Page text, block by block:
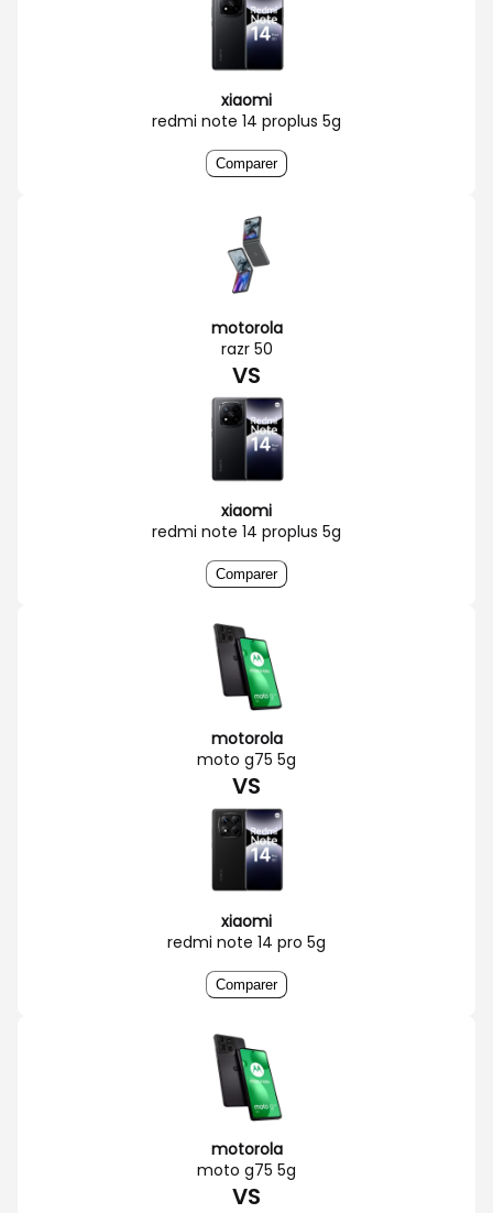
xiaomi
redmi note 14 proplus 5g
Comparer
motorola
razr 50
VS
xiaomi
redmi note 14 proplus 5g
Comparer
motorola
moto g75 5g
VS
xiaomi
redmi note 14 pro 5g
Comparer
motorola
moto g75 5g
VS